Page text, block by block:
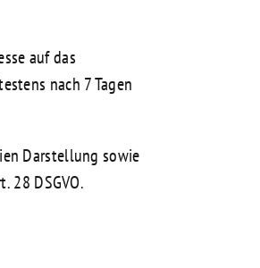
auf das
nach 7 Tagen
Darstellung sowie
28 DSGVO.